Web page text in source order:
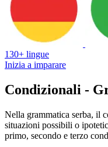
130+ lingue
Inizia a imparare
Condizionali -
Nella grammatica serba, il
situazioni possibili o
primo, secondo e terzo